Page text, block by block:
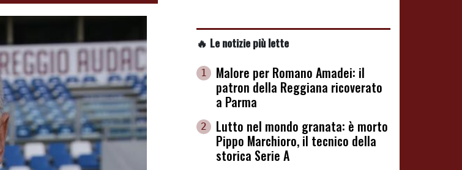
🔥 Le notizie più lette
1
Malore per Romano Amadei: il
patron della Reggiana ricoverato
a Parma
2
Lutto nel mondo granata: è morto
Pippo Marchioro, il tecnico della
storica Serie A